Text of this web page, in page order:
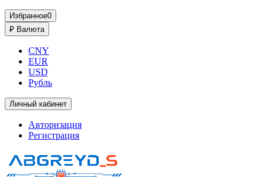
Избранное0
₽ Валюта
CNY
EUR
USD
Рубль
Личный кабинет
Авторизация
Регистрация